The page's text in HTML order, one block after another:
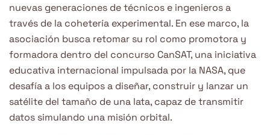
nuevas generaciones de técnicos e ingenieros a
través de la cohetería experimental. En ese marco, la
asociación busca retomar su rol como promotora y
formadora dentro del concurso CanSAT, una iniciativa
educativa internacional impulsada por la NASA, que
desafía a los equipos a diseñar, construir y lanzar un
satélite del tamaño de una lata, capaz de transmitir
datos simulando una misión orbital.